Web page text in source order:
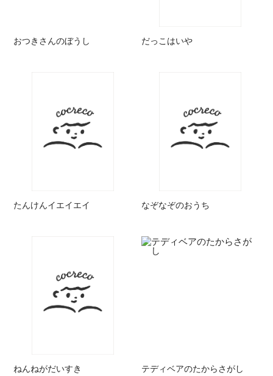
おつきさんのぼうし だっこはいや
たんけんイエイエイ なぞなぞのおうち
ねんねがだいすき テディベアのたからさがし